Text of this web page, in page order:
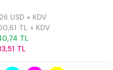
USD + KDV
TL + KDV
TL
TL